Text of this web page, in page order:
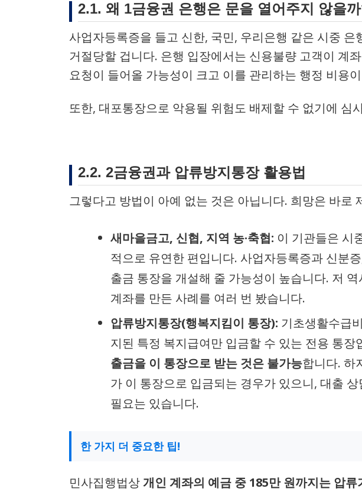
2.1. 왜 1금융권 은행은 문을 열어주지 않을
사업자등록증을 들고 신한, 국민, 우리은행 같은 시중
거절당할 겁니다. 은행 입장에서는 신용불량 고객이 계
요청이 들어올 가능성이 크고 이를 관리하는 행정 비용
또한, 대포통장으로 악용될 위험도 배제할 수 없기에 심
2.2. 2금융권과 압류방지통장 활용법
그렇다고 방법이 아예 없는 것은 아닙니다. 희망은 바로
새마을금고, 신협, 지역 농·축협: 이 기관들은 시
적으로 유연한 편입니다. 사업자등록증과 신분
출금 통장을 개설해 줄 가능성이 높습니다. 저
계좌를 만든 사례를 여러 번 봤습니다.
압류방지통장(행복지킴이 통장): 기초생활수급
지된 특정 복지급여만 입금할 수 있는 전용 통장
출금을 이 통장으로 받는 것은 불가능합니다. 하
가 이 통장으로 입금되는 경우가 있으니, 대출
필요는 있습니다.
한 가지 더 중요한 팁!
민사집행법상개인 계좌의 예금 중 185만 원까지는 압류